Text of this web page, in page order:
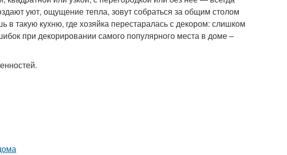
уют, ощущение тепла, зовут собраться за общим столом
в такую кухню, где хозяйка перестаралась с декором: слишком
при декорировании самого популярного места в доме –